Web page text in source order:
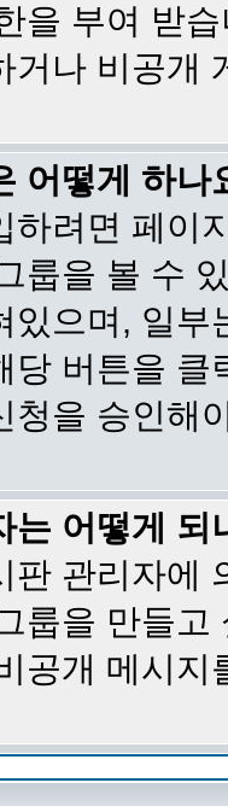
을 부여 받
거나 비공개
어떻게 하나
하려면 페이
룹을 볼 수
있으며, 일
당 버튼을
청을 승인해
는 어떻게 되
판 관리자에
룹을 만들
공개 메시지